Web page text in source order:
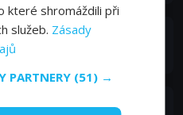
které shromáždili při
služeb. Zásady
PARTNERY (51) →